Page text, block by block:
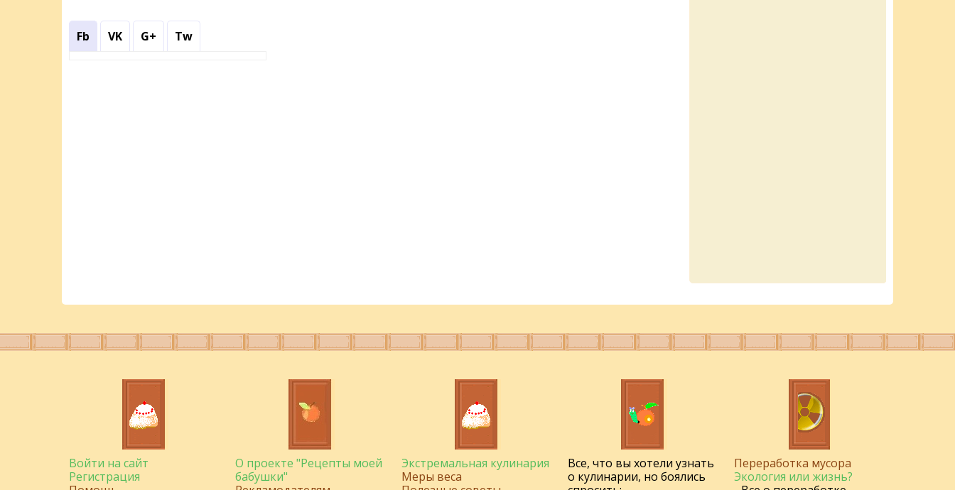
Fb VK G+ Tw
Войти на сайт
Регистрация
О проекте "Рецепты моей
бабушки"
Экстремальная кулинария
Меры веса
Все, что вы хотели узнать
о кулинарии, но боялись
Переработка мусора
Экология или жизнь?